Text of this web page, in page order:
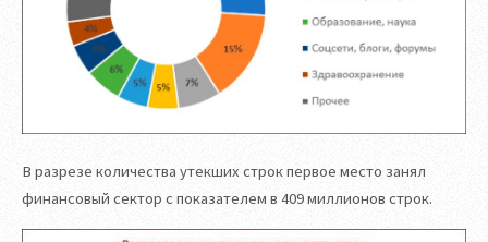
В разрезе количества утекших строк первое место занял
финансовый сектор с показателем в 409 миллионов строк.